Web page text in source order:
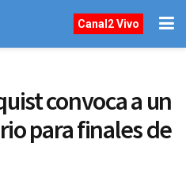
Canal2 Vivo
convoca a un
para finales de